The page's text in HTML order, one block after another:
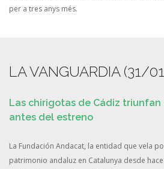
per a tres anys més.
LA VANGUARDIA (31/
Las chirigotas de Cádiz triunfan
antes del estreno
La Fundación Andacat, la entidad que vela
patrimonio andaluz en Catalunya desde